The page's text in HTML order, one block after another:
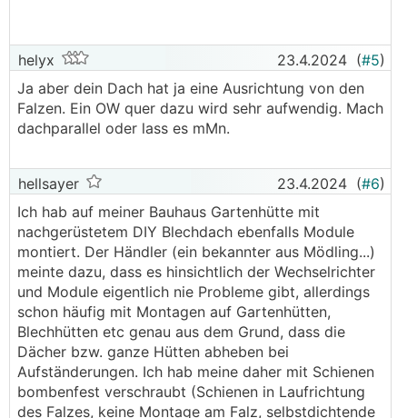
helyx 23.4.2024 (#5)
Ja aber dein Dach hat ja eine Ausrichtung von den
Falzen. Ein OW quer dazu wird sehr aufwendig. Mach
dachparallel oder lass es mMn.
hellsayer 23.4.2024 (#6)
Ich hab auf meiner Bauhaus Gartenhütte mit
nachgerüstetem DIY Blechdach ebenfalls Module
montiert. Der Händler (ein bekannter aus Mödling...)
meinte dazu, dass es hinsichtlich der Wechselrichter
und Module eigentlich nie Probleme gibt, allerdings
schon häufig mit Montagen auf Gartenhütten,
Blechhütten etc genau aus dem Grund, dass die
Dächer bzw. ganze Hütten abheben bei
Aufständerungen. Ich hab meine daher mit Schienen
bombenfest verschraubt (Schienen in Laufrichtung
des Falzes, keine Montage am Falz, selbstdichtende